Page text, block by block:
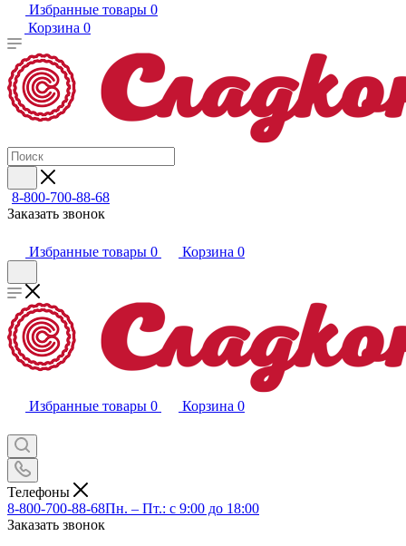
Избранные товары 0
Корзина 0
8-800-700-88-68
Заказать звонок
Избранные товары 0 Корзина 0
Избранные товары 0 Корзина 0
Телефоны
8-800-700-88-68Пн. – Пт.: с 9:00 до 18:00
Заказать звонок